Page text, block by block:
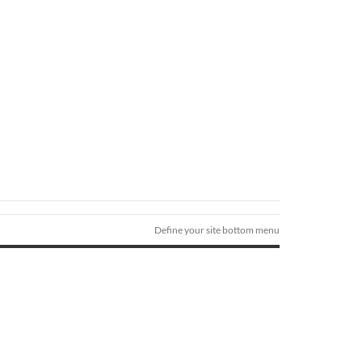
Define your site bottom menu